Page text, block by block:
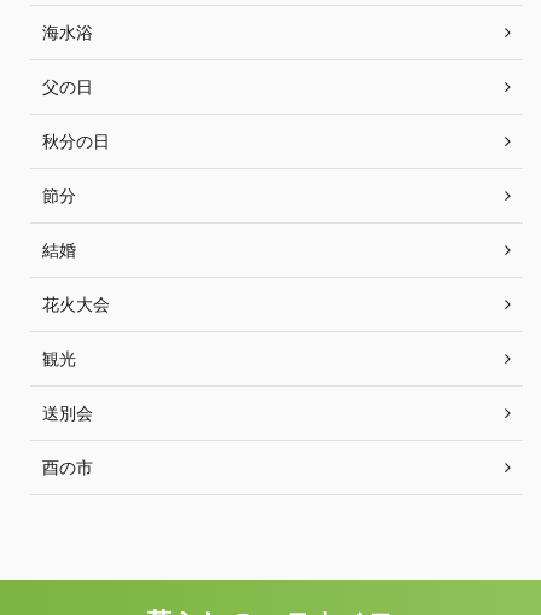
海水浴
父の日
秋分の日
節分
結婚
花火大会
観光
送別会
酉の市